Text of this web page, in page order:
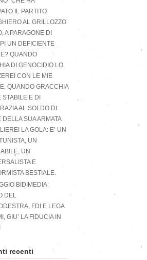
IL PARTITO
AL GRILLOZZO
A PARAGONE DI
UN DEFICIENTE
QUANDO
DI GENOCIDIO LO
CON LE MIE
QUANDO GRACCHIA
STABILE E DI
AL SOLDO DI
DELLA SUA ARMATA
LA GOLA: E’ UN
UN
UN
E
BESTIALE.
BIDIMEDIA:
DEL
FDI E LEGA
GIU’ LA FIDUCIA IN
recenti